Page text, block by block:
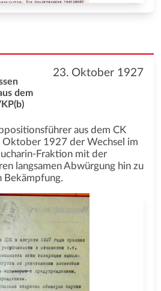
23. Oktober 1927
dem
aus dem CK
Oktober 1927 der Wechsel im
Fraktion mit der
langsamen Abwürgung hin zu
Bekämpfung.